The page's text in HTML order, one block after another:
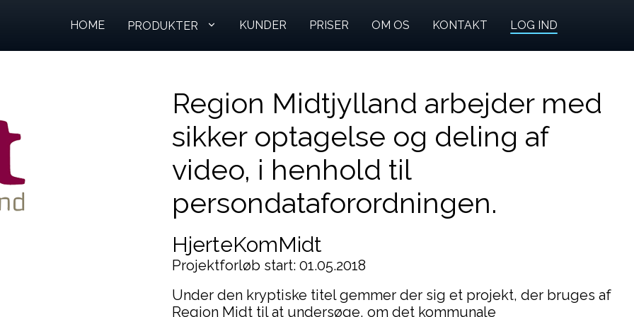
HOME PRODUKTER KUNDER PRISER OM OS KONTAKT LOG IND
Region Midtjylland arbejder med
sikker optagelse og deling af
video, i henhold til
persondataforordningen.
HjerteKomMidt
Projektforløb start: 01.05.2018
Under den kryptiske titel gemmer der sig et projekt, der bruges af
Region Midt til at undersøge, om det kommunale